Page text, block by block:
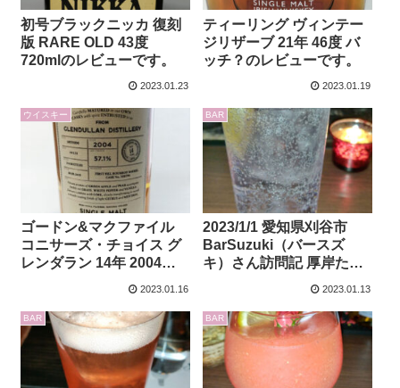
初号ブラックニッカ 復刻
版 RARE OLD 43度
720mlのレビューです。
2023.01.23
ティーリング ヴィンテー
ジリザーブ 21年 46度 バ
ッチ？のレビューです。
2023.01.19
ウイスキー
ゴードン&マクファイル
コニサーズ・チョイス グ
レンダラン 14年 2004
2023.01.16
BAR
2023/1/1 愛知県刈谷市
BarSuzuki（バースズ
キ）さん訪問記 厚岸たい
2023.01.13
BAR BAR